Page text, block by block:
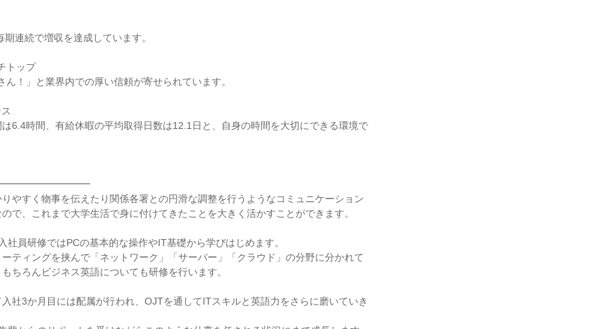
連続で増収を達成しています。
トップ
ん！」と業界内での厚い信頼が寄せられています。
6.4時間、有給休暇の平均取得日数は12.1日と、自身の時間を大切にできる環境で
やすく物事を伝えたり関係各署との円滑な調整を行うようなコミュニケーション
で、これまで大学生活で身に付けてきたことを大きく活かすことができます。
社員研修ではPCの基本的な操作やIT基礎から学びはじめます。
ティングを挟んで「ネットワーク」「サーバー」「クラウド」の分野に分かれて
ちろんビジネス英語についても研修を行います。
社3か月目には配属が行われ、OJTを通してITスキルと英語力をさらに磨いていき